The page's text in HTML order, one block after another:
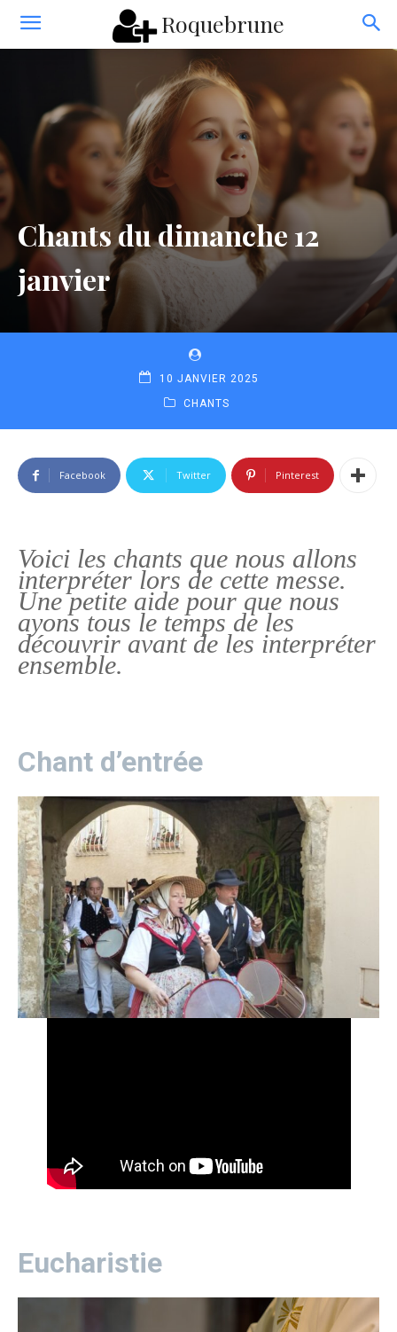
Roquebrune
Chants du dimanche 12
janvier
10 JANVIER 2025
CHANTS
Facebook Twitter Pinterest
Voici les chants que nous allons
interpréter lors de cette messe.
Une petite aide pour que nous
ayons tous le temps de les
découvrir avant de les interpréter
ensemble.
Chant d’entrée
Eucharistie